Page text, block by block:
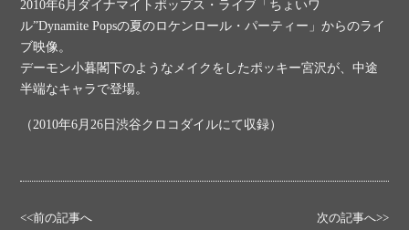
2010年6月ダイナマイトポップス・ライブ「ちょいワ
ル”Dynamite Popsの夏のロケンロール・パーティー」からのライ
ブ映像。
デーモン小暮閣下のようなメイクをしたポッキー宮沢が、中途
半端なキャラで登場。
（2010年6月26日渋谷クロコダイルにて収録）
<<前の記事へ 次の記事へ>>